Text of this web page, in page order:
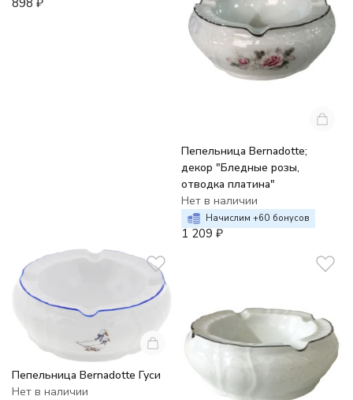
898 ₽
Пепельница Bernadotte;
декор "Бледные розы,
отводка платина"
Нет в наличии
Начислим +60 бонусов
1 209 ₽
Пепельница Bernadotte Гуси
Нет в наличии